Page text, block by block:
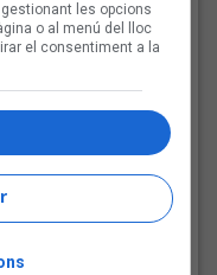
les opcions
o al menú del lloc
el consentiment a la